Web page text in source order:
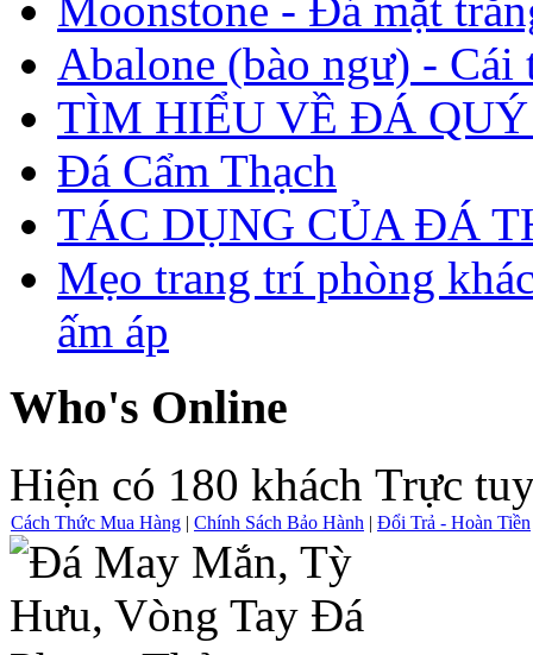
Abalone (bào ngư) - Cái
TÌM HIỂU VỀ ĐÁ QUÝ
Đá Cẩm Thạch
TÁC DỤNG CỦA ĐÁ
Mẹo trang trí phòng
ấm áp
Who's Online
Hiện có 180 khách Trực
Cách Thức Mua Hàng | Chính Sách Bảo Hành | Đổi Trả - Hoàn Tiền